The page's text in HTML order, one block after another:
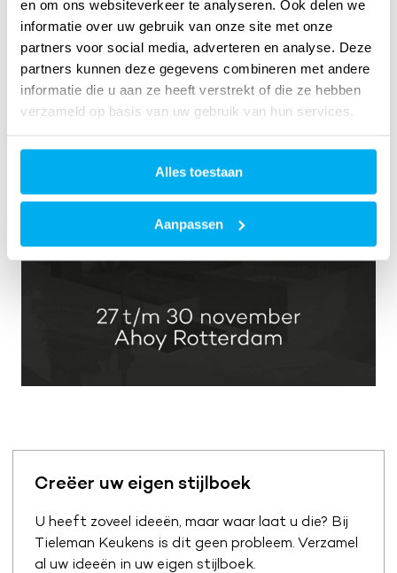
en om ons websiteverkeer te analyseren. Ook delen we
informatie over uw gebruik van onze site met onze
partners voor social media, adverteren en analyse. Deze
partners kunnen deze gegevens combineren met andere
informatie die u aan ze heeft verstrekt of die ze hebben
verzameld op basis van uw gebruik van hun services.
Alles toestaan
Aanpassen
Creëer uw eigen stijlboek
U heeft zoveel ideeën, maar waar laat u die? Bij
Tieleman Keukens is dit geen probleem. Verzamel
al uw ideeën in uw eigen stijlboek.